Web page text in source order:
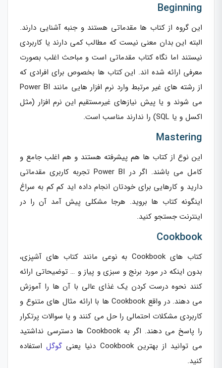
Beginning
این گروه از کتاب ها مقدماتی هستند و جنبه آشنایی دارند.
البته این بدان معنی نیست که مطالب کمی دارند یا کاربردی
نیستند اما نگاه کتاب مقدماتی است و مباحث اغلب بصورت
معرفی ارائه شده اند. این کتاب ها بخصوص برای افرادی که
از رشته های غیر مرتبط وارد نرم افزار هایی مانند Power BI
می شوند و یا پیش نیازهای غیرمستقیم این نرم افزار (مثل
اکسل و یا SQL) را ندارند مناسب است.
Mastering
این نوع از کتاب ها هم پیشرفته هستند و هم اغلب جامع و
کامل می باشند. اگر در Power BI تجربه کاربری مقدماتی
دارید و کارهایی برای خودتان انجام داده اید کم کم به سراغ
اینگونه کتاب ها بروید. هرجا مشکلی پیش آمد آن را در
اینترنت جستجو کنید.
Cookbook
کتاب های Cookbook به نوعی مانند کتاب های آشپزی،
بدون اینکه در مورد برنج و سبزی و پیاز و … توضیحاتی ارائه
کنند نحوه درست کردن یک غذای عالی با آن ها را آموزش
می دهند. در واقع Cookbook ها با ارائه مثال های متنوع و
کاربردی مشکلات احتمالی را حل می کنند و یا سوالات پرتکرار
را پاسخ می دهند. اگر به Cookbook ها دسترسی نداشتید
می توانید از بهترین Cookbook دنیا یعنی
گوگلاستفاده
کنید.